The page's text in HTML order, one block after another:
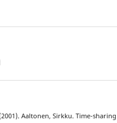
Aaltonen, Sirkku. Time-